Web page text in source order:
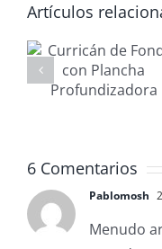
Artículos
6 Comentarios
Pablomosh
Menudo